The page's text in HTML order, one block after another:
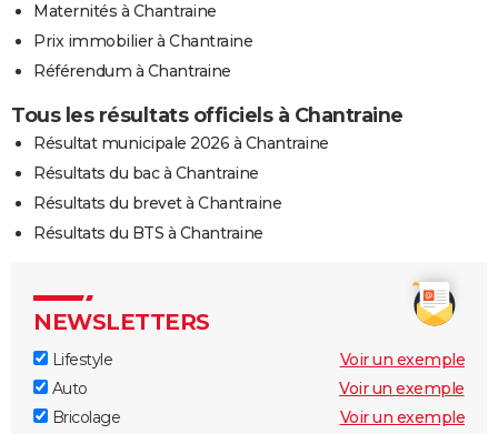
Maternités à Chantraine
Prix immobilier à Chantraine
Référendum à Chantraine
Tous les résultats officiels à Chantraine
Résultat municipale 2026 à Chantraine
Résultats du bac à Chantraine
Résultats du brevet à Chantraine
Résultats du BTS à Chantraine
NEWSLETTERS
Lifestyle
Voir un exemple
Auto
Voir un exemple
Bricolage
Voir un exemple